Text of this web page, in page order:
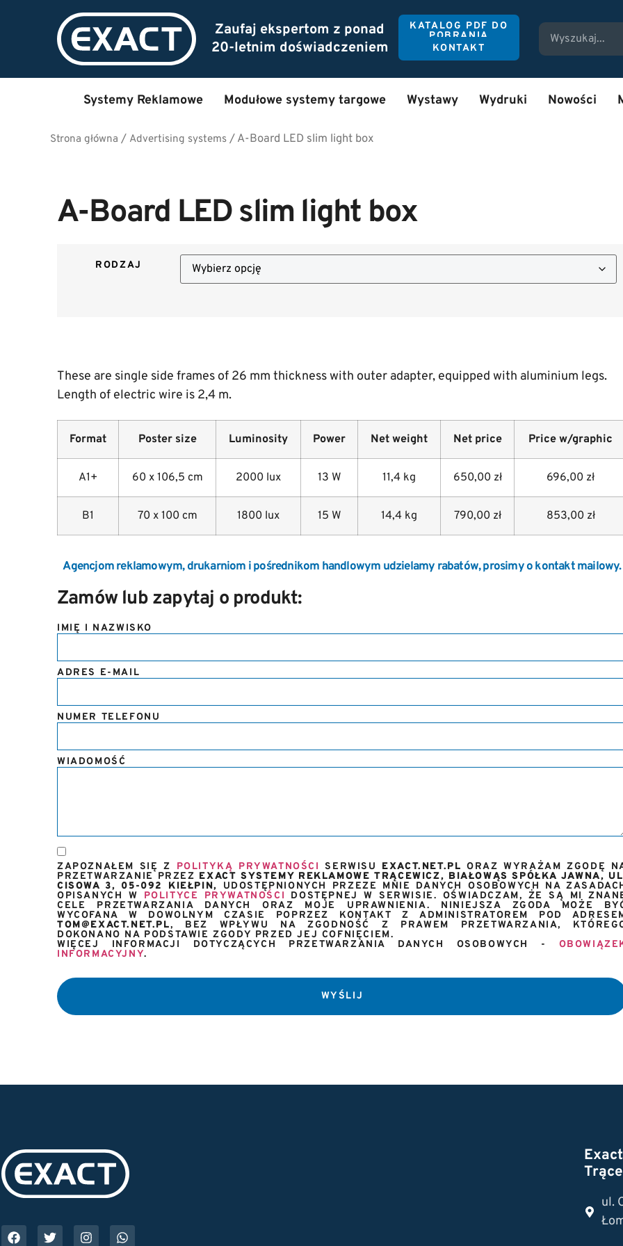
Zaufaj ekspertom z ponad
20-letnim doświadczeniem
KATALOG PDF DO
POBRANIA
KONTAKT
Systemy Reklamowe Modułowe systemy targowe Wystawy Wydruki Nowości
Strona główna / Advertising systems /A-Board LED slim light box
A-Board LED slim light box
RODZAJ
These are single side frames of 26 mm thickness with outer adapter, equipped with aluminium legs.
Length of electric wire is 2,4 m.
Format Poster size Luminosity Power Net weight Net price Price w/graphic
A1+ 60 x 106,5 cm 2000 lux 13 W 11,4 kg 650,00 zł 696,00 zł
B1 70 x 100 cm 1800 lux 15 W 14,4 kg 790,00 zł 853,00 zł
Agencjom reklamowym, drukarniom i pośrednikom handlowym udzielamy rabatów, prosimy o kontakt mailowy.
Zamów lub zapytaj o produkt:
IMIĘ I NAZWISKO
ADRES E-MAIL
NUMER TELEFONU
WIADOMOŚĆ
ZAPOZNAŁEM SIĘ Z POLITYKĄ PRYWATNOŚCI SERWISU EXACT.NET.PL ORAZ WYRAŻAM ZGODĘ
PRZETWARZANIE PRZEZ EXACT SYSTEMY REKLAMOWE TRĄCEWICZ, BIAŁOWĄS SPÓŁKA JAWNA,
CISOWA 3, 05-092 KIEŁPIN, UDOSTĘPNIONYCH PRZEZE MNIE DANYCH OSOBOWYCH NA
OPISANYCH W POLITYCE PRYWATNOŚCI
DOSTĘPNEJ W SERWISIE. OŚWIADCZAM, ŻE SĄ MI
CELE PRZETWARZANIA DANYCH ORAZ MOJE UPRAWNIENIA. NINIEJSZA ZGODA MOŻE
WYCOFANA W DOWOLNYM CZASIE POPRZEZ KONTAKT Z ADMINISTRATOREM POD
TOM@EXACT.NET.PL, BEZ WPŁYWU NA ZGODNOŚĆ Z PRAWEM PRZETWARZANIA,
DOKONANO NA PODSTAWIE ZGODY PRZED JEJ COFNIĘCIEM.
WIĘCEJ INFORMACJI DOTYCZĄCYCH PRZETWARZANIA DANYCH OSOBOWYCH -
INFORMACYJNY.
WYŚLIJ
ul.